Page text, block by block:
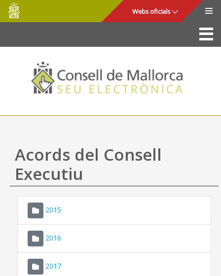
Salta al contingut principal
Consell
de
Mallorca
Webs oficials
La Seu
Consell de Mallorca
Accés i seguretat
Utilitats
Ajuda
Acords del Consell
Executiu
2015
2016
2017